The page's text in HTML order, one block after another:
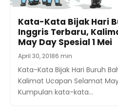
Kata-Kata Bijak Hari
Inggris Terbaru,
May Day Spesial 1 Mei
April 30, 20186 min
Kata-Kata Bijak Hari Buruh
Kalimat Ucapan Selamat May
Kumpulan kata-kata…